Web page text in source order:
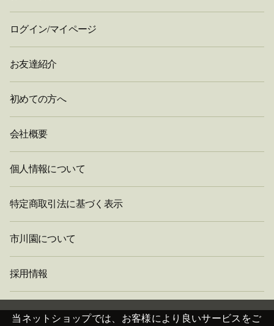
ログイン/マイページ
お友達紹介
初めての方へ
会社概要
個人情報について
特定商取引法に基づく表示
市川園について
採用情報
当ネットショップでは、お客様により良いサービスをご
閉
じ